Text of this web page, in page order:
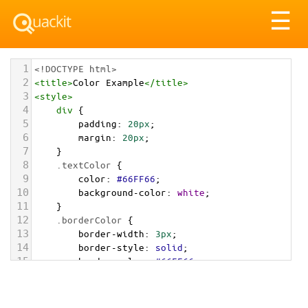
☰
1 <!DOCTYPE html>
2 <title>Color Example</title>
3 <style>
4 div {
5 padding: 20px;
6 margin: 20px;
7 }
8 .textColor {
9 color: #66FF66;
10 background-color: white;
11 }
12 .borderColor {
13 border-width: 3px;
14 border-style: solid;
15 border-color: #66FF66;